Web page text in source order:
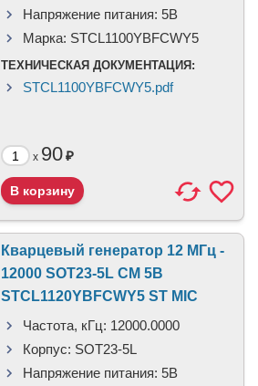
Напряжение питания: 5В
Марка: STCL1100YBFCWY5
ТЕХНИЧЕСКАЯ ДОКУМЕНТАЦИЯ:
STCL1100YBFCWY5.pdf
x 90₽
Кварцевый генератор 12 МГц -
12000 SOT23-5L CM 5В
STCL1120YBFCWY5 ST MIC
Частота, кГц: 12000.0000
Корпус: SOT23-5L
Напряжение питания: 5В